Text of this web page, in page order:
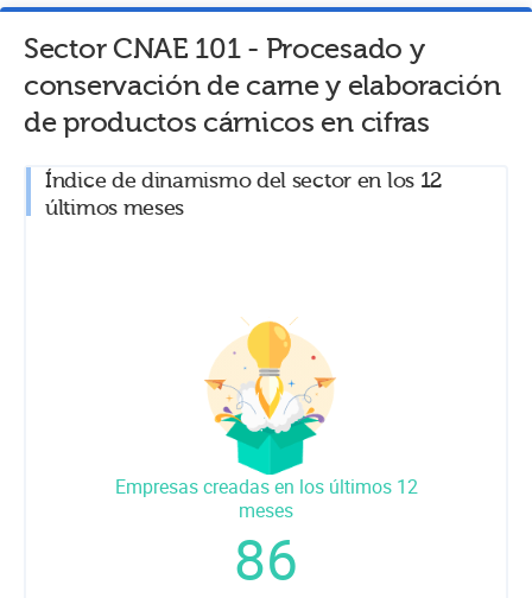
Sector CNAE 101- Procesado y
conservación de carne y elaboración
de productos cárnicos en cifras
Índice de dinamismo del sector en los 12
últimos meses
Empresas creadas en los últimos 12
meses
86